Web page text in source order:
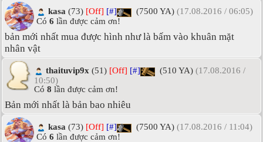
kasa (73) [Off] [#] (7500 YA) (17.08.2016 / 06:05)
Có 6 lần được cảm ơn!
bản mới nhất mua được hình như là bấm vào khuân mặt
nhân vật
thaituvip9x (51) [Off] [#] (510 YA) (17.08.2016 /
10:50)
Có 8 lần được cảm ơn!
Bản mới nhất là bản bao nhiêu
kasa (73) [Off] [#] (7500 YA) (17.08.2016 / 11:04)
Có 6 lần được cảm ơn!